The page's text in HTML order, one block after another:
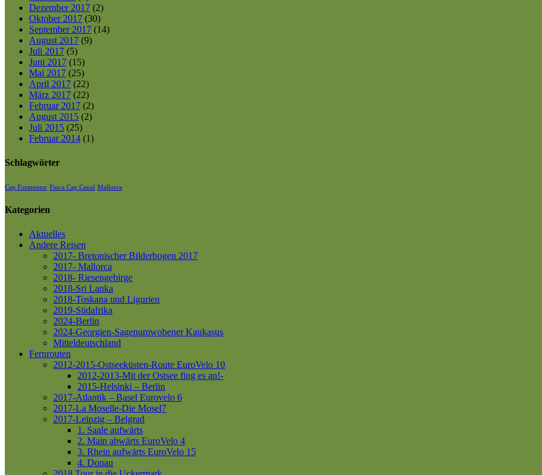
Dezember 2017 (2)
Oktober 2017 (30)
September 2017 (14)
August 2017 (9)
Juli 2017 (5)
Juni 2017 (15)
Mai 2017 (25)
April 2017 (22)
März 2017 (22)
Februar 2017 (2)
August 2015 (2)
Juli 2015 (25)
Februar 2014 (1)
Schlagwörter
Cap Formentor Finca Cap Canal Mallorca
Kategorien
Aktuelles
Andere Reisen
2017- Bretonischer Bilderbogen 2017
2017- Mallorca
2018- Riesengebirge
2018-Sri Lanka
2018-Toskana und Ligurien
2019-Südafrika
2024-Berlin
2024-Georgien-Sagenumwobener Kaukasus
Mitteldeutschland
Fernrouten
2012-2015-Ostseeküsten-Route EuroVelo 10
2012-2013-Mit der Ostsee fing es an!-
2015-Helsinki – Berlin
2017-Atlantik – Basel Eurovelo 6
2017-La Moselle-Die Mosel7
2017-Leipzig – Belgrad
1. Saale aufwärts
2. Main abwärts EuroVelo 4
3. Rhein aufwärts EuroVelo 15
4. Donau